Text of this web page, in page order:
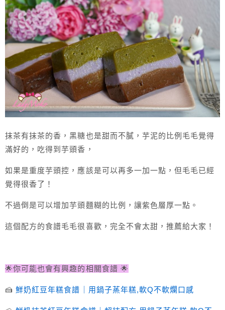
抹茶有抹茶的香，黑糖也是甜而不膩，芋泥的比例毛毛覺得
滿好的，吃得到芋頭香，
如果是重度芋頭控，應該是可以再多一加一點，但毛毛已經
覺得很香了！
不過倒是可以增加芋頭麵糊的比例，讓紫色層厚一點。
這個配方的食譜毛毛很喜歡，完全不會太甜，推薦給大家！
🌟你可能也會有興趣的相關食譜 🌟
🍰鮮奶紅豆年糕食譜｜用鍋子蒸年糕,軟Q不軟爛口感